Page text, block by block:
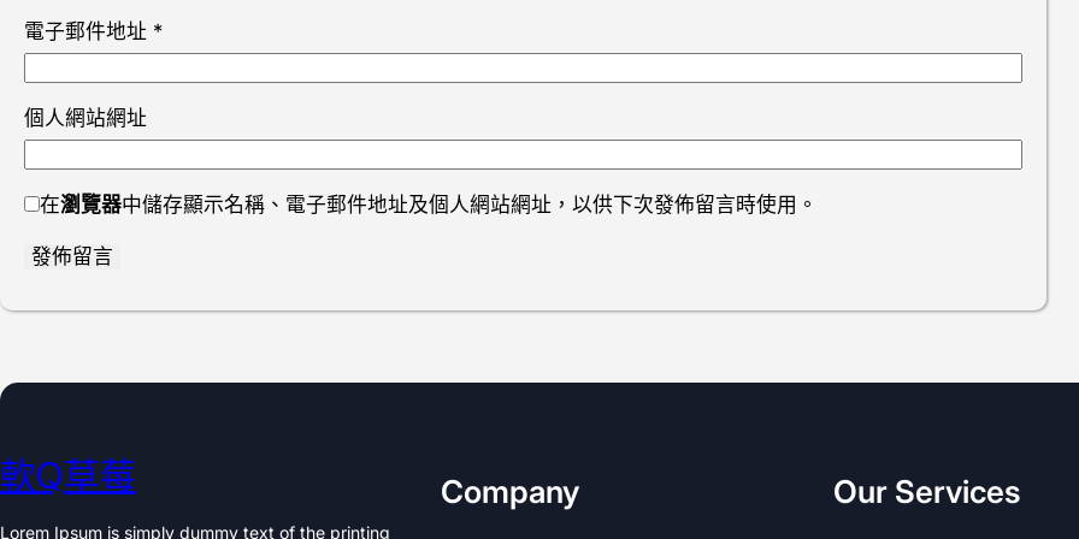
電子郵件地址 *
個人網站網址
在瀏覽器中儲存顯示名稱、電子郵件地址及個人網站網址，以供下次發佈留言時使用。
軟Q草莓
Lorem Ipsum is simply dummy text of the printing
Company Our Services